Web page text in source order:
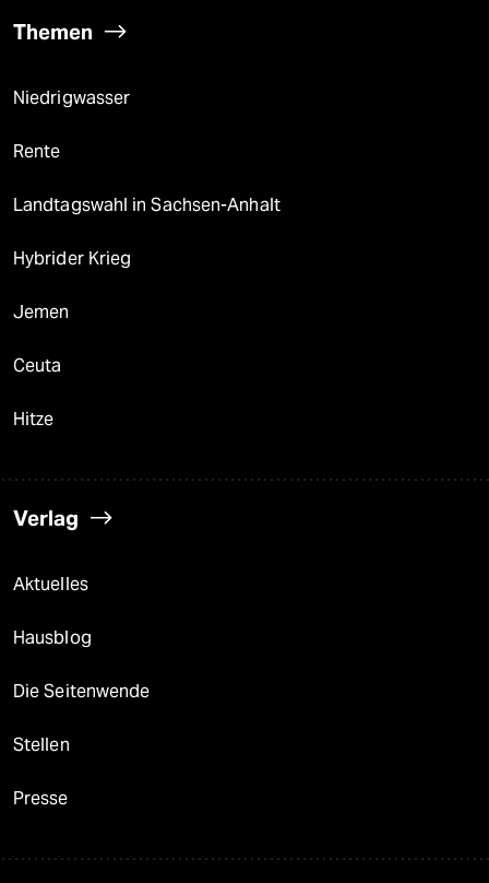
Themen
Niedrigwasser
Rente
Landtagswahl in Sachsen-Anhalt
Hybrider Krieg
Jemen
Ceuta
Hitze
Verlag
Aktuelles
Hausblog
Die Seitenwende
Stellen
Presse